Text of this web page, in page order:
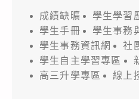
成績缺曠
學生學習
學生手冊
學生事務
學生事務資訊網
社
學生自主學習專區
高三升學專區
線上